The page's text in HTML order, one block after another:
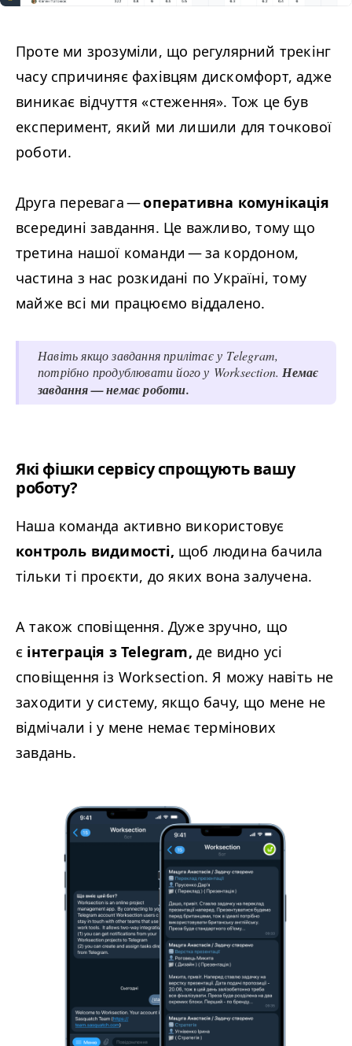
Проте ми зрозуміли, що регулярний трекінг
часу спричиняє фахівцям дискомфорт, адже
виникає відчуття «стеження». Тож це був
експеримент, який ми лишили для точкової
роботи.
Друга перевага —оперативна комунікація
всередині завдання. Це важливо, тому що
третина нашої команди — за кордоном,
частина з нас розкидані по Україні, тому
майже всі ми працюємо віддалено.
Навіть якщо завдання прилітає у Telegram,
потрібно продублювати його у Worksection. Немає
завдання — немає роботи.
Які фішки сервісу спрощують вашу
роботу?
Наша команда активно використовує
контроль видимості, щоб людина бачила
тільки ті проєкти, до яких вона залучена.
А також сповіщення. Дуже зручно, що
є інтеграція з Telegram, де видно усі
сповіщення із Worksection. Я можу навіть не
заходити у систему, якщо бачу, що мене не
відмічали і у мене немає термінових
завдань.